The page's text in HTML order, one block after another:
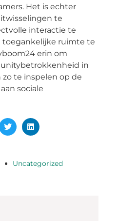
Het is echter
te
interactie te
toegankelijke ruimte te
erin om
in
te inspelen op de
sociale
Uncategorized